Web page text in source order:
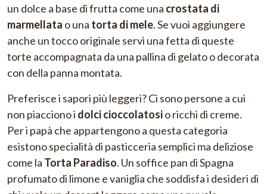
un dolce a base di frutta come una crostata di
marmellata o una torta di mele. Se vuoi aggiungere
anche un tocco originale servi una fetta di queste
torte accompagnata da una pallina di gelato o decorata
con della panna montata.
Preferisce i sapori più leggeri? Ci sono persone a cui
non piacciono i dolci cioccolatosio ricchi di creme.
Per i papà che appartengono a questa categoria
esistono specialità di pasticceria semplici ma deliziose
come la Torta Paradiso. Un soffice pan di Spagna
profumato di limone e vaniglia che soddisfa i desideri di